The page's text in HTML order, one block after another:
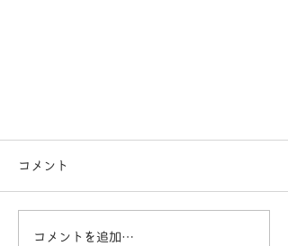
コメント
コメントを追加…